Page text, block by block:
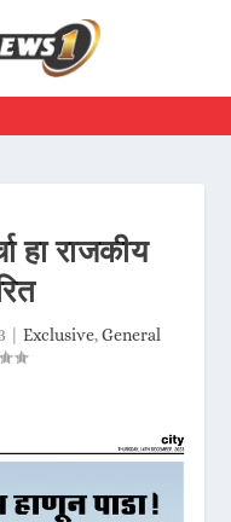
हा राजकीय
Exclusive, General